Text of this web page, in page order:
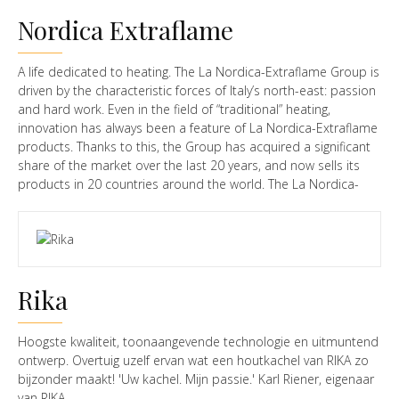
verbrand worden. Achterin de verbrandingskamer, maar ook
voorin, bij het glas. (Dat is de verklaring dat het glas van een
Nestor Martin door een onzichtbare hand schoongehouden
lijkt te worden, ook in de laagstand!) Slimme regelkleppen
zorgen ervoor dat je zelf bepaalt hoe het vuur brandt. Sterker
nog: je kunt het vuur zelfs programmeren, zodat de Nestor
Martin op het gewenste tijdstip harder of zachter gaat
branden.
Nordica Extraflame
A life dedicated to heating. The La Nordica-Extraflame Group is
driven by the characteristic forces of Italy’s north-east: passion
and hard work. Even in the field of “traditional” heating,
innovation has always been a feature of La Nordica-Extraflame
products. Thanks to this, the Group has acquired a significant
share of the market over the last 20 years, and now sells its
products in 20 countries around the world. The La Nordica-
product range, and has abandoned the simple stoves of
today’s market. The La Nordica-Extraflame Group produces
ultra-modern, classic and rustic style wood and pellet burning
stoves as well as wood burning cookers, fireplaces and boilers.
Its products can also become complete but compact
domestic heating systems to heat the radiators in your home.
Nordica-Extraflame products lead the field and conform to the
Rika
Hoogste kwaliteit, toonaangevende technologie en uitmuntend
ontwerp. Overtuig uzelf ervan wat een houtkachel van RIKA zo
bijzonder maakt! 'Uw kachel. Mijn passie.' Karl Riener, eigenaar